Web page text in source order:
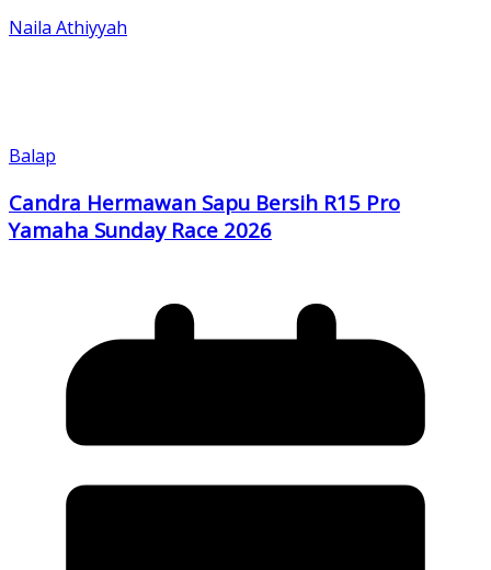
Naila Athiyyah
Balap
Candra Hermawan Sapu Bersih R15 Pro
Yamaha Sunday Race 2026